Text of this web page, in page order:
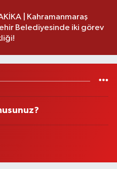
| Kahramanmaraş
Belediyesinde iki görev